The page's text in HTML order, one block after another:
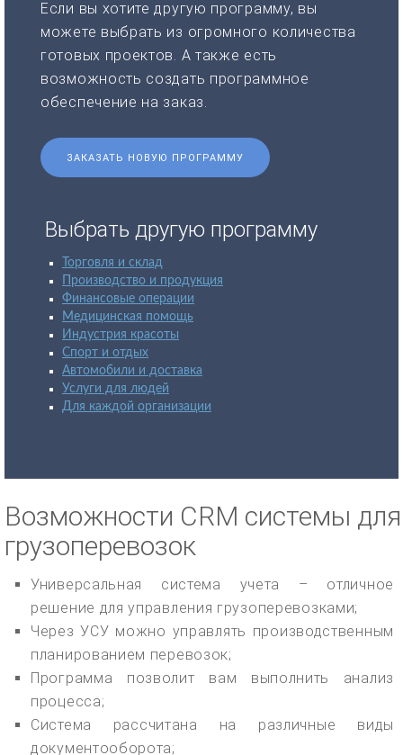
Если вы хотите другую программу, вы
можете выбрать из огромного количества
готовых проектов. А также есть
возможность создать программное
обеспечение на заказ.
ЗАКАЗАТЬ НОВУЮ ПРОГРАММУ
Выбрать другую программу
Торговля и склад
Производство и продукция
Финансовые операции
Медицинская помощь
Индустрия красоты
Спорт и отдых
Автомобили и доставка
Услуги для людей
Для каждой организации
Возможности CRM системы для
грузоперевозок
Универсальная система учета – отличное
решение для управления грузоперевозками;
Через УСУ можно управлять производственным
планированием перевозок;
Программа позволит вам выполнить анализ
процесса;
Система рассчитана на различные виды
документооборота;